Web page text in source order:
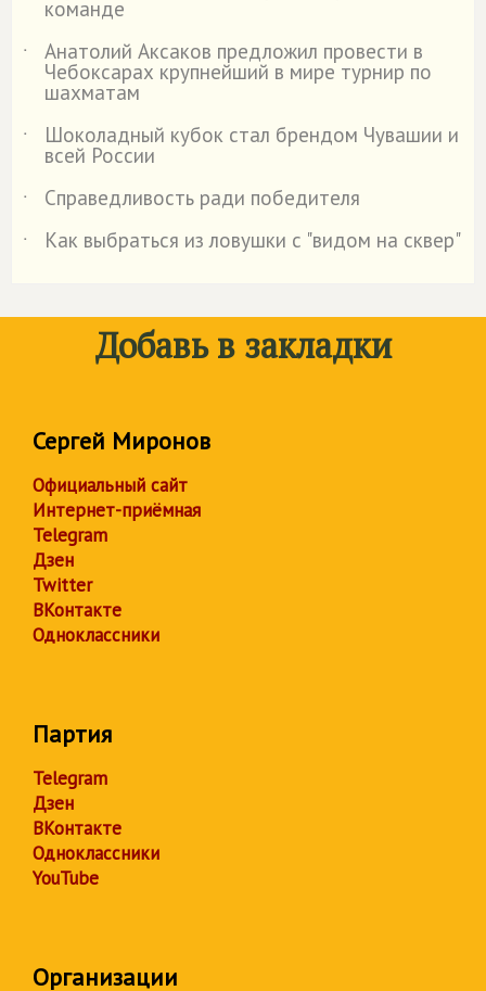
команде
˙
Анатолий Аксаков предложил провести в
Чебоксарах крупнейший в мире турнир по
шахматам
˙
Шоколадный кубок стал брендом Чувашии и
всей России
˙
Справедливость ради победителя
˙
Как выбраться из ловушки с "видом на сквер"
Добавь в закладки
Сергей Миронов
Официальный сайт
Интернет-приёмная
Telegram
Дзен
Twitter
ВКонтакте
Одноклассники
Партия
Telegram
Дзен
ВКонтакте
Одноклассники
YouTube
Организации